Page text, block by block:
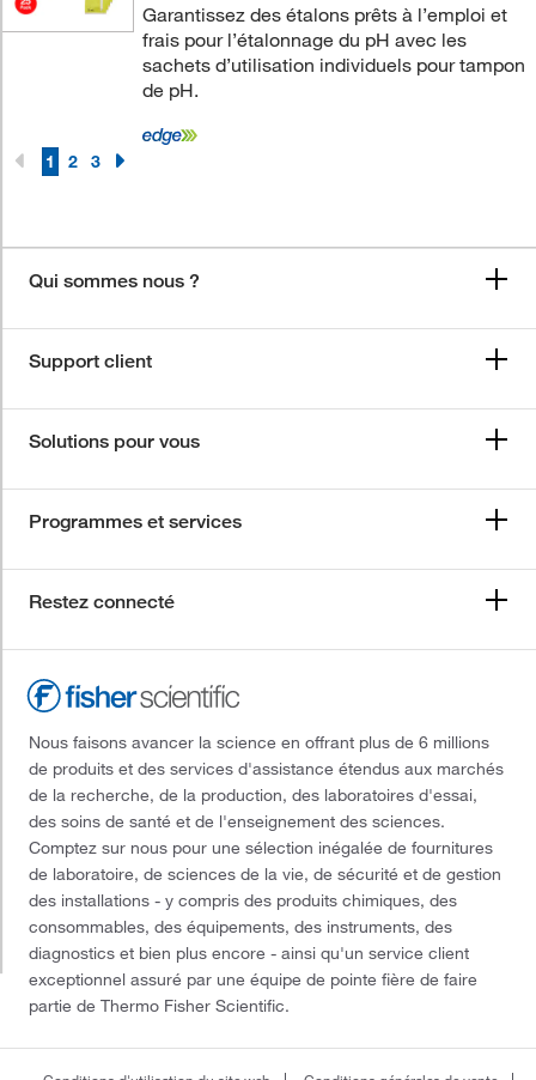
Garantissez des étalons prêts à l’emploi et
frais pour l’étalonnage du pH avec les
sachets d’utilisation individuels pour tampon
de pH.
1 2 3
Qui sommes nous ?
Support client
Solutions pour vous
Programmes et services
Restez connecté
Nous faisons avancer la science en offrant plus de 6 millions
de produits et des services d'assistance étendus aux marchés
de la recherche, de la production, des laboratoires d'essai,
des soins de santé et de l'enseignement des sciences.
Comptez sur nous pour une sélection inégalée de fournitures
de laboratoire, de sciences de la vie, de sécurité et de gestion
des installations - y compris des produits chimiques, des
consommables, des équipements, des instruments, des
diagnostics et bien plus encore - ainsi qu'un service client
exceptionnel assuré par une équipe de pointe fière de faire
partie de Thermo Fisher Scientific.